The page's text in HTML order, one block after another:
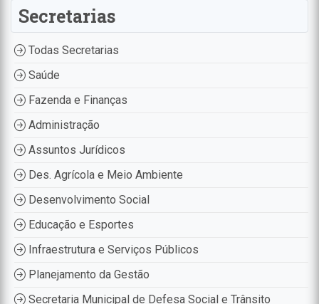
Secretarias
Todas Secretarias
Saúde
Fazenda e Finanças
Administração
Assuntos Jurídicos
Des. Agrícola e Meio Ambiente
Desenvolvimento Social
Educação e Esportes
Infraestrutura e Serviços Públicos
Planejamento da Gestão
Secretaria Municipal de Defesa Social e Trânsito